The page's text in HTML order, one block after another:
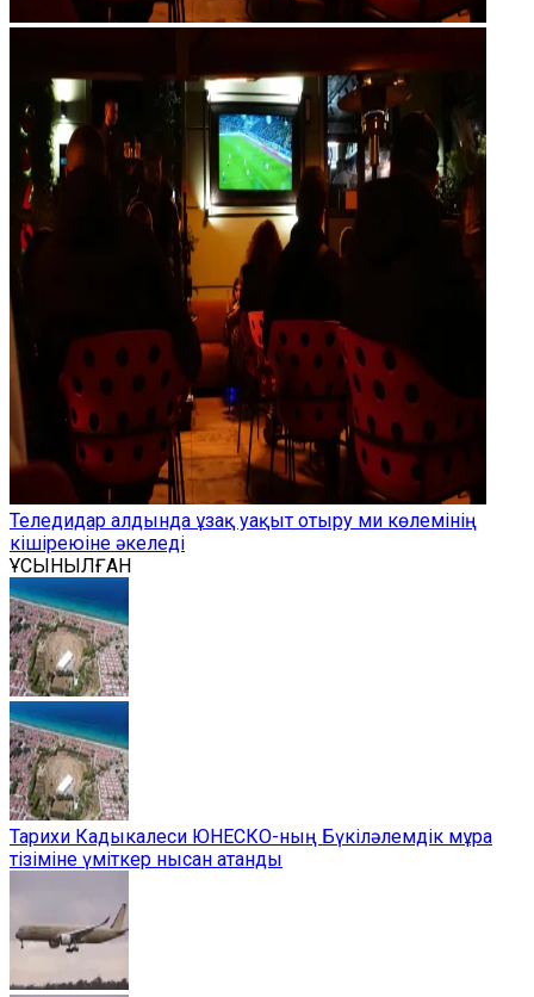
Теледидар алдында ұзақ уақыт отыру ми көлемінің
кішіреюіне әкеледі
ҰСЫНЫЛҒАН
Тарихи Кадыкалеси ЮНЕСКО-ның Бүкіләлемдік мұра
тізіміне үміткер нысан атанды